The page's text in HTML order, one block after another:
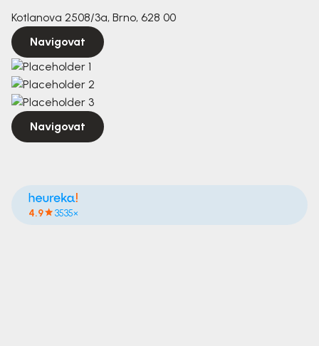
Kotlanova 2508/3a, Brno, 628 00
Navigovat
Navigovat
4.9 3535×